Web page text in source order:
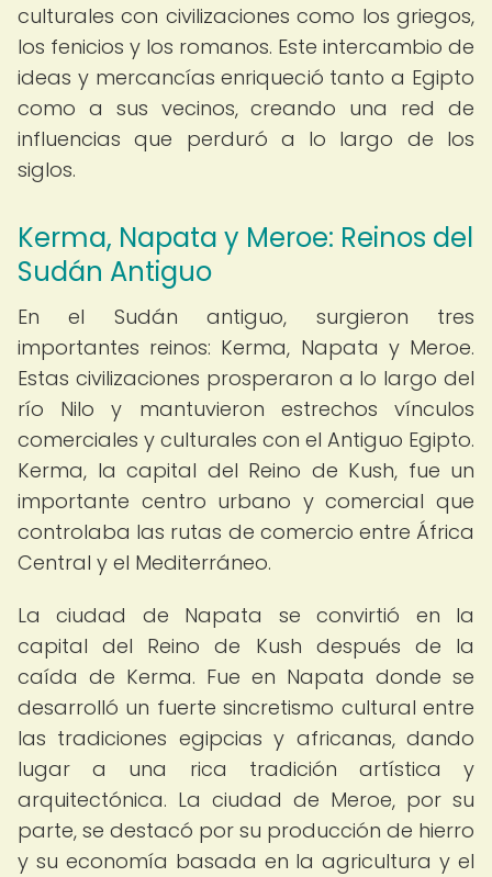
culturales con civilizaciones como los griegos,
los fenicios y los romanos. Este intercambio de
ideas y mercancías enriqueció tanto a Egipto
como a sus vecinos, creando una red de
influencias que perduró a lo largo de los
siglos.
Kerma, Napata y Meroe: Reinos del
Sudán Antiguo
En el Sudán antiguo, surgieron tres
importantes reinos: Kerma, Napata y Meroe.
Estas civilizaciones prosperaron a lo largo del
río Nilo y mantuvieron estrechos vínculos
comerciales y culturales con el Antiguo Egipto.
Kerma, la capital del Reino de Kush, fue un
importante centro urbano y comercial que
controlaba las rutas de comercio entre África
Central y el Mediterráneo.
La ciudad de Napata se convirtió en la
capital del Reino de Kush después de la
caída de Kerma. Fue en Napata donde se
desarrolló un fuerte sincretismo cultural entre
las tradiciones egipcias y africanas, dando
lugar a una rica tradición artística y
arquitectónica. La ciudad de Meroe, por su
parte, se destacó por su producción de hierro
y su economía basada en la agricultura y el